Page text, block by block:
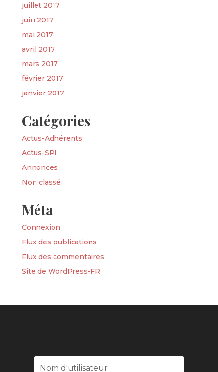
juillet 2017
juin 2017
mai 2017
avril 2017
mars 2017
février 2017
janvier 2017
Catégories
Actus-Adhérents
Actus-SPI
Annonces
Non classé
Méta
Connexion
Flux des publications
Flux des commentaires
Site de WordPress-FR